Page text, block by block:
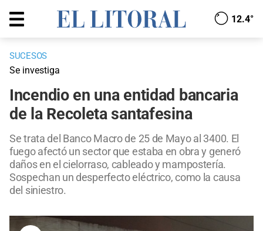
12.4°
SUCESOS
Se investiga
Incendio en una entidad bancaria
de la Recoleta santafesina
Se trata del Banco Macro de 25 de Mayo al 3400. El
fuego afectó un sector que estaba en obra y generó
daños en el cielorraso, cableado y mampostería.
Sospechan un desperfecto eléctrico, como la causa
del siniestro.